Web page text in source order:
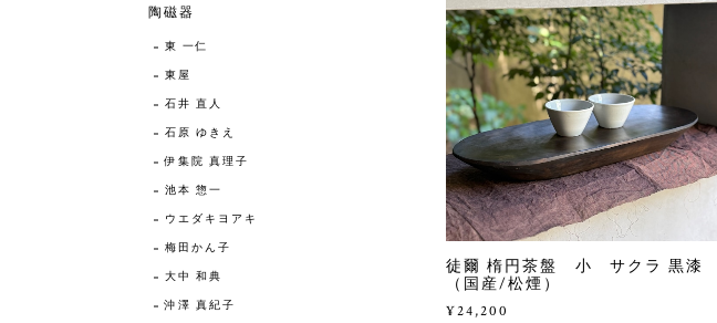
徒爾 楕円茶盤 小 サクラ 黒漆
（国産/松煙）
¥24,200
陶磁器
東 一仁
東屋
石井 直人
石原 ゆきえ
伊集院 真理子
池本 惣一
ウエダキヨアキ
梅田かん子
大中 和典
沖澤 真紀子